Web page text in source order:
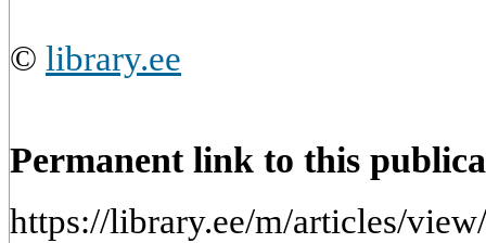
© library.ee
Permanent link to this
https://library.ee/m/articles/